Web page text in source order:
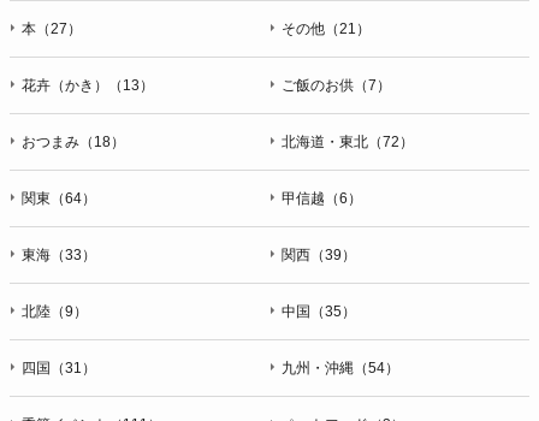
本（27） その他（21）
花卉（かき）（13） ご飯のお供（7）
おつまみ（18） 北海道・東北（72）
関東（64） 甲信越（6）
東海（33） 関西（39）
北陸（9） 中国（35）
四国（31） 九州・沖縄（54）